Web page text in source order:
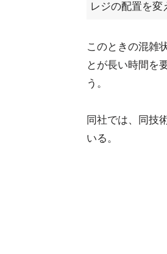
レジの配置を変
このときの混雑
とが長い時間を
う。
同社では、同技
いる。